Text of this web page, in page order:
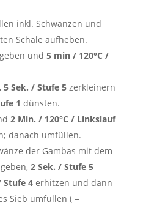
inkl. Schwänzen und
Schale aufheben.
und5 min / 120°C /
5 Sek. / Stufe 5 zerkleinern
1 dünsten.
2 Min. / 120°C / Linkslauf
danach umfüllen.
der Gambas mit dem
2 Sek. / Stufe 5
Stufe 4 erhitzen und dann
Sieb umfüllen ( =